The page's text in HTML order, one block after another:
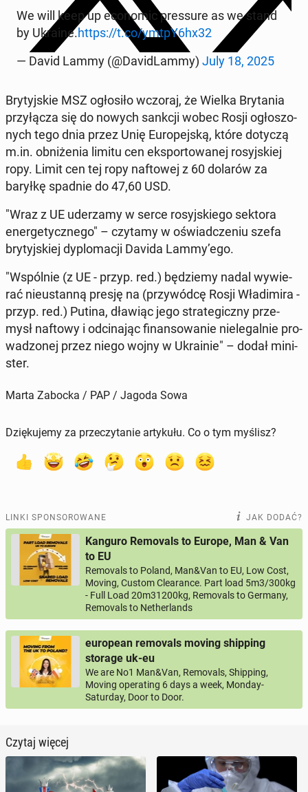
We will keep up eco­no­mic pres­su­re as we stand
by Ukraine.https://t.co/ymtpY6hx32
— David Lammy (@Da­vi­dLam­my) July 18, 2025
Bry­tyj­skie MSZ ogło­si­ło wczoraj, że Wielka Bry­ta­nia
przy­łą­cza się do nowych sankcji wobec Rosji ogło­szo­
nych tego dnia przez Unię Eu­ro­pej­ską, które dotyczą
m.in. ob­ni­że­nia limitu cen eks­por­to­wa­nej ro­syj­skiej
ropy. Limit cen tej ropy naf­to­wej z 60 dolarów za
baryłkę spadnie do 47,60 USD.
"Wraz z UE ude­rza­my w serce ro­syj­skie­go sektora
ener­ge­tycz­ne­go" – czytamy w oświad­cze­niu szefa
bry­tyj­skiej dy­plo­ma­cji Davida Lammy’ego.
"Wspól­nie (z UE - przyp. red.) bę­dzie­my nadal wy­wie­
rać nie­ustan­ną presję na (przy­wód­cę Rosji Wła­di­mi­ra -
przyp. red.) Putina, dławiąc jego stra­te­gicz­ny prze­
mysł naftowy i od­ci­na­jąc fi­nan­so­wa­nie nie­le­gal­nie pro­
wa­dzo­nej przez niego wojny w Ukra­inie" – dodał mi­ni­
ster.
Marta Zabocka / PAP / Jagoda Sowa
Dziękujemy za przeczytanie artykułu. Co o tym myślisz?
LINKI SPONSOROWANE JAK DODAĆ?
Kanguro Removals to Europe, Man & Van
to EU
Removals to Poland, Man&Van to EU, Low Cost,
Moving, Custom Clearance. Part load 5m3/300kg
- Full Load 20m31200kg, Removals to Germany,
Removals to Netherlands
european removals moving shipping
storage uk-eu
We are No1 Man&Van, Removals, Shipping,
Moving operating 6 days a week, Monday-
Saturday, Door to Door.
Czytaj więcej